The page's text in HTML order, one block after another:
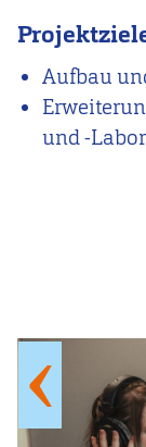
Aufbau
und -Labor